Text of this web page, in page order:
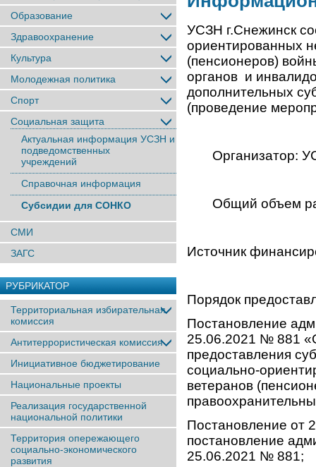
Образование
Здравоохранение
Культура
Молодежная политика
Спорт
Социальная защита
Актуальная информация УСЗН и
подведомственных
учреждений
Справочная информация
Субсидии для СОНКО
СМИ
ЗАГС
РУБРИКАТОР
Территориальная избирательная
комиссия
Антитеррористическая комиссия
Инициативное бюджетирование
Национальные проекты
Реализация государственной
национальной политики
Территория опережающего
социально-экономического
развития
УСЗН г.Снежинск
ориентированных
(пенсионеров)
органов и
дополнительных
(проведение
Организатор:
Общий объем
Источник
Порядок
Постановление
25.06.2021 № 881
предоставления
социально-
ветеранов
Постановление от
постановление
25.06.2021 № 881;